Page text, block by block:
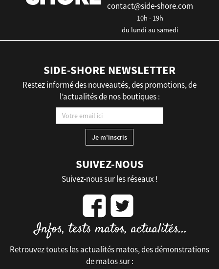
contact@side-shore.com
10h - 19h
du lundi au samedi
SIDE-SHORE NEWSLETTER
Restez informé des nouveautés, des promotions, de
l’actualités de nos boutiques :
SUIVEZ-NOUS
Suivez-nous sur les réseaux !
Retrouvez toutes les actualités matos, des démonstrations
de matos sur :